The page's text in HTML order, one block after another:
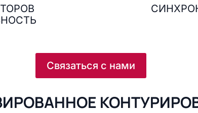
Связаться с нами